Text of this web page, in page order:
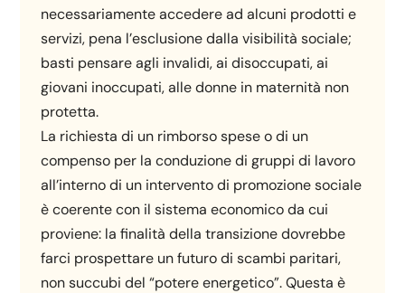
necessariamente accedere ad alcuni prodotti e
servizi, pena l’esclusione dalla visibilità sociale;
basti pensare agli invalidi, ai disoccupati, ai
giovani inoccupati, alle donne in maternità non
protetta.
La richiesta di un rimborso spese o di un
compenso per la conduzione di gruppi di lavoro
all’interno di un intervento di promozione sociale
è coerente con il sistema economico da cui
proviene: la finalità della transizione dovrebbe
farci prospettare un futuro di scambi paritari,
non succubi del “potere energetico”. Questa è